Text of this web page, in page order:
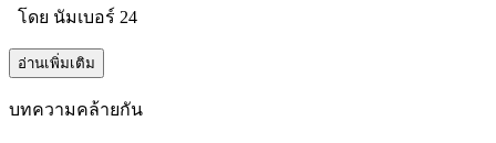
โดย นัมเบอร์ 24
อ่านเพิ่มเติม
บทความคล้ายกัน